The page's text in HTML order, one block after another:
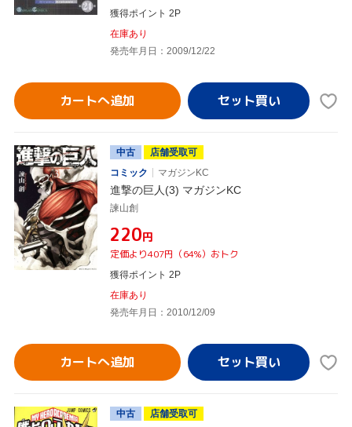
獲得ポイント 2P
在庫あり
発売年月日：2009/12/22
カートへ追加
中古
店舗受取可
コミック
マガジンKC
進撃の巨人(3) マガジンKC
諫山創
¥220円
定価より407円（64%）おトク
獲得ポイント 2P
在庫あり
発売年月日：2010/12/09
カートへ追加
中古
店舗受取可